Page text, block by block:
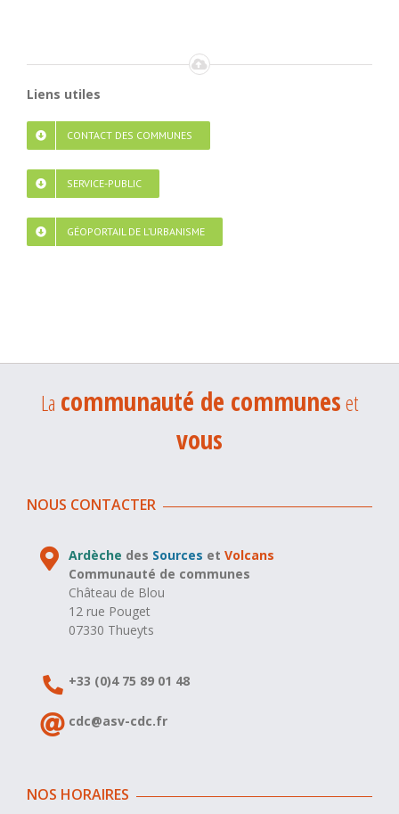
Liens utiles
CONTACT DES COMMUNES
SERVICE-PUBLIC
GÉOPORTAIL DE L’URBANISME
La communauté de communeset
vous
NOUS CONTACTER
Ardèche des Sources etVolcans
Communauté de communes
Château de Blou
12 rue Pouget
07330 Thueyts
+33 (0)4 75 89 01 48
cdc@asv-cdc.fr
NOS HORAIRES